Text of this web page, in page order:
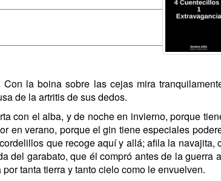
la boina sobre las cejas mira
de la artritis de sus dedos.
con el alba, y de noche en invierno, porque
en verano, porque el gin tiene especiales
que recoge aquí y allá; afila la navajita,
del garabato, que él compró antes de la guerra
tanta tierra y tanto cielo como le envuelven.